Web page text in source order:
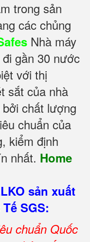
trong sản
các chủng
Nhà máy
gần 30 nước
với thị
sắt của nhà
chất lượng
chuẩn của
kiểm định
nhất. Home
sản xuất
SGS:
chuẩn Quốc